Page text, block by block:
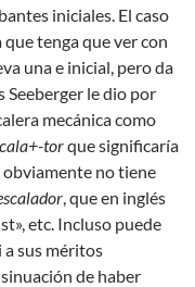
iniciales. El caso
tenga que ver con
una e inicial, pero da
Seeberger le dio por
mecánica como
torque significaría
obviamente no tiene
, que en inglés
etc. Incluso puede
a sus méritos
de haber